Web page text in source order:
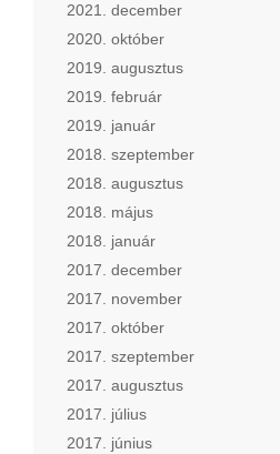
2021. december
2020. október
2019. augusztus
2019. február
2019. január
2018. szeptember
2018. augusztus
2018. május
2018. január
2017. december
2017. november
2017. október
2017. szeptember
2017. augusztus
2017. július
2017. június